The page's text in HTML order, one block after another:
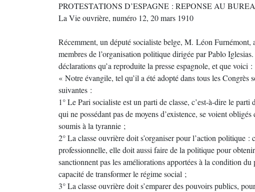
PROTESTATIONS D’ESPAGNE : REPONSE AU
La Vie ouvrière, numéro 12, 20 mars 1910
Récemment, un député socialiste belge, M. Léon Furnémont,
membres de l’organisation politique dirigée par Pablo
déclarations qu’a reproduite la presse espagnole, et que voici :
« Notre évangile, tel qu’il a été adopté dans tous les Congrès
suivantes :
1° Le Pari socialiste est un parti de classe, c’est-à-dire le
qui ne possédant pas de moyens d’existence, se voient
soumis à la tyrannie ;
2° La classe ouvrière doit s’organiser pour l’action politique :
professionnelle, elle doit aussi faire de la politique pour
sanctionnent pas les améliorations apportées à la condition
capacité de transformer le régime social ;
3° La classe ouvrière doit s’emparer des pouvoirs publics,